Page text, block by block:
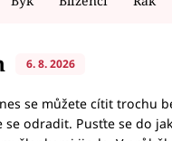
6. 8. 2026
se můžete cítit trochu
se odradit. Pusťte se do